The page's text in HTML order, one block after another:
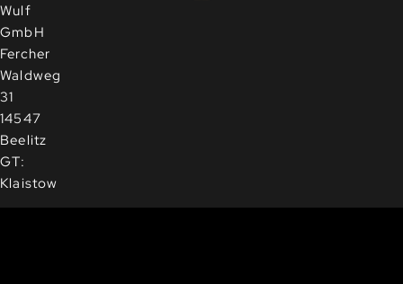
Wulf
GmbH
Fercher
Waldweg
31
14547
Beelitz
GT:
Klaistow